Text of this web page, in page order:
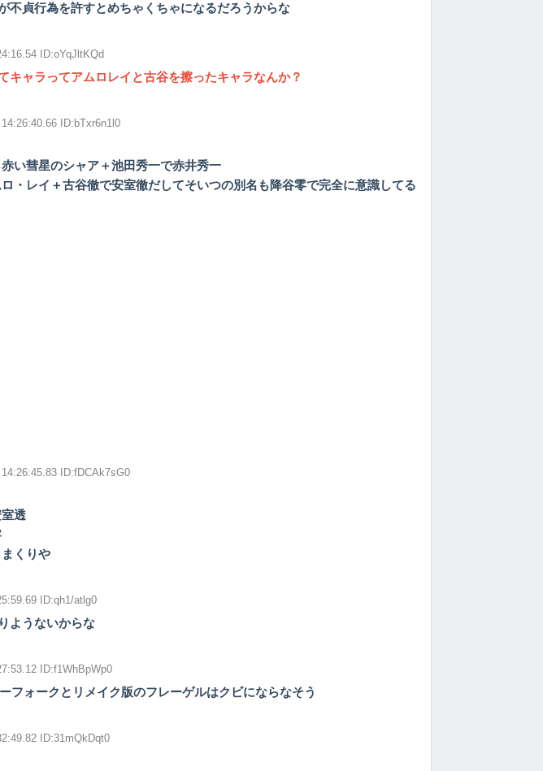
不貞行為を許すとめちゃくちゃになるだろうからな
ID:oYqJltKQd
キャラってアムロレイと古谷を擦ったキャラなんか？
ID:bTxr6n1l0
い彗星のシャア＋池田秀一で赤井秀一
・レイ＋古谷徹で安室徹だしてそいつの別名も降谷零で完全に意識してる
ID:fDCAk7sG0
透
くりや
ID:qh1/atlg0
ようないからな
ID:f1WhBpWp0
フォークとリメイク版のフレーゲルはクビにならなそう
ID:31mQkDqt0